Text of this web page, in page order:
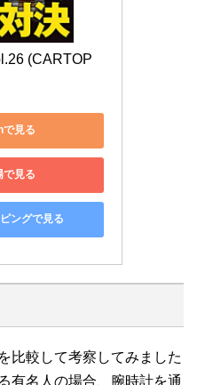
(CARTOP
見る
で見る
ングで見る
比較して考察してみました
有名人の場合、腕時計を通